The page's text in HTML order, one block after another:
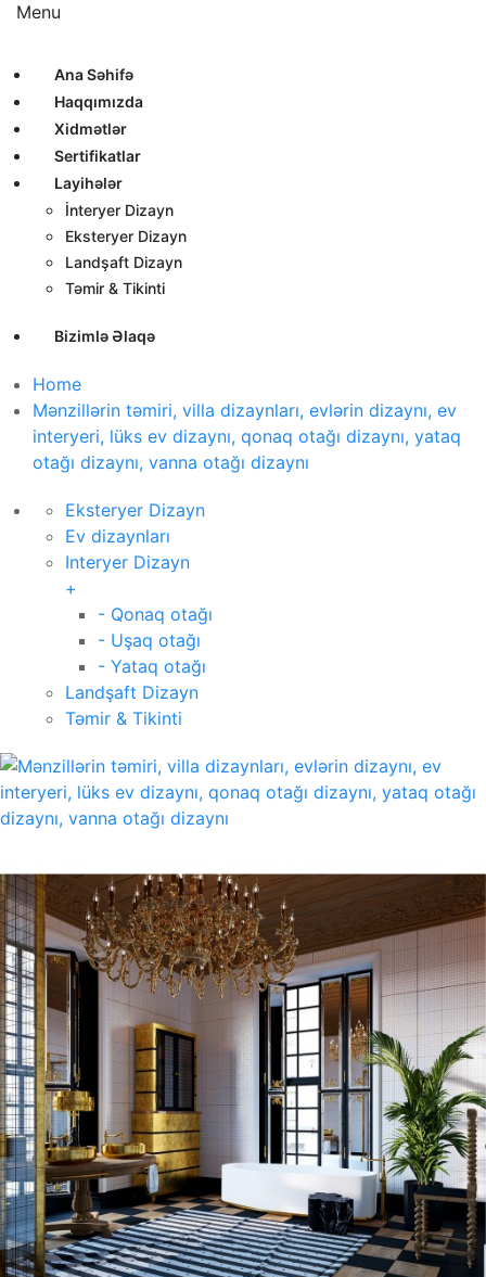
Menu
Ana Səhifə
Haqqımızda
Xidmətlər
Sertifikatlar
Layihələr
İnteryer Dizayn
Eksteryer Dizayn
Landşaft Dizayn
Təmir & Tikinti
Bizimlə Əlaqə
Home
Mənzillərin təmiri, villa dizaynları, evlərin dizaynı, ev
interyeri, lüks ev dizaynı, qonaq otağı dizaynı, yataq
otağı dizaynı, vanna otağı dizaynı
Eksteryer Dizayn
Ev dizaynları
Interyer Dizayn
+
- Qonaq otağı
- Uşaq otağı
- Yataq otağı
Landşaft Dizayn
Təmir & Tikinti